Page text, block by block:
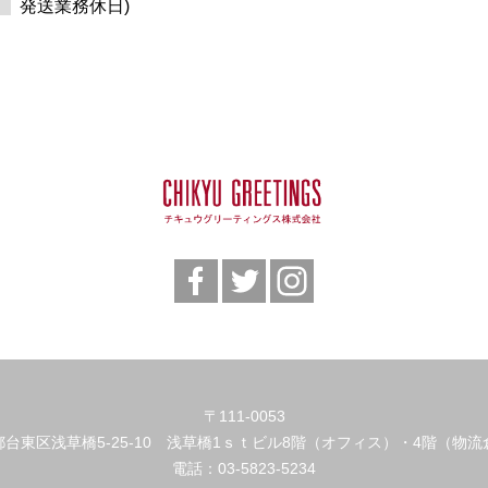
発送業務休日)
〒111-0053
台東区浅草橋5-25-10 浅草橋1ｓｔビル8階（オフィス）・4階（物流
電話： 03-5823-5234